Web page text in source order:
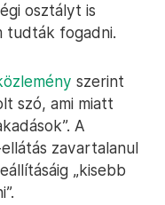
osztályt is
tudták fogadni.
szerint
szó, ami miatt
A
zavartalanul
„kisebb